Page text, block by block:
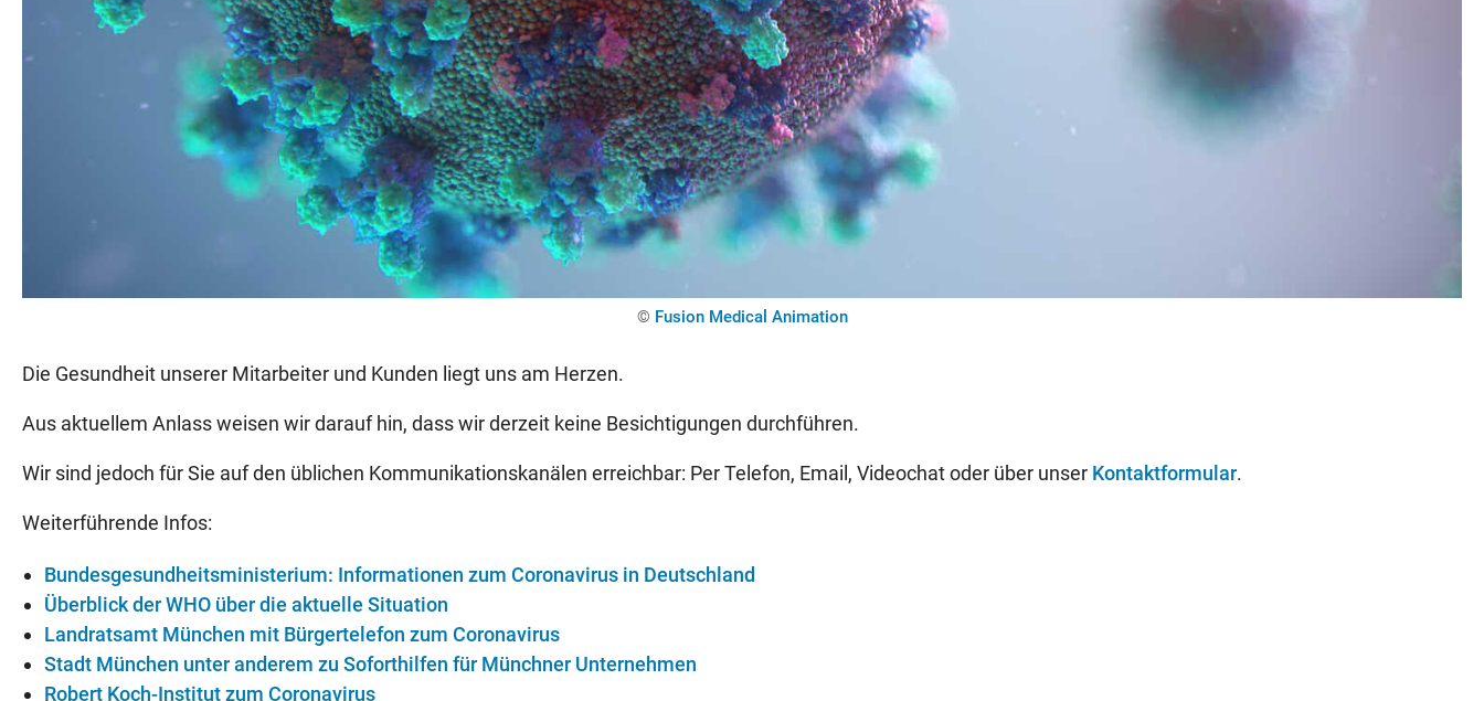
© Fusion Medical Animation
Die Gesundheit unserer Mitarbeiter und Kunden liegt uns am Herzen.
Aus aktuellem Anlass weisen wir darauf hin, dass wir derzeit keine Besichtigungen durchführen.
Wir sind jedoch für Sie auf den üblichen Kommunikationskanälen erreichbar: Per Telefon, Email, Videochat oder über unser Kontaktformular.
Weiterführende Infos:
Bundesgesundheitsministerium: Informationen zum Coronavirus in Deutschland
Überblick der WHO über die aktuelle Situation
Landratsamt München mit Bürgertelefon zum Coronavirus
Stadt München unter anderem zu Soforthilfen für Münchner Unternehmen
Robert Koch-Institut zum Coronavirus